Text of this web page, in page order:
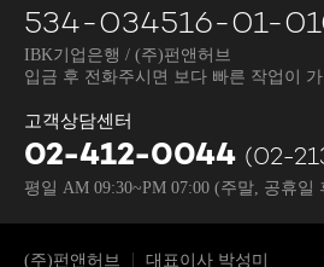
534-034516-01-
IBK기업은행 / (주)펀앤허브
입금 후 전화주시면 보다 빠른 작업이 가
고객상담센터
02-412-0044 (02-
평일 AM 09:30~PM 07:00 (주말, 공휴일
(주)펀앤허브 대표이사 박성미